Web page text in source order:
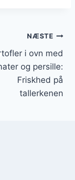
NÆSTE
i ovn med
og persille:
Friskhed på
tallerkenen